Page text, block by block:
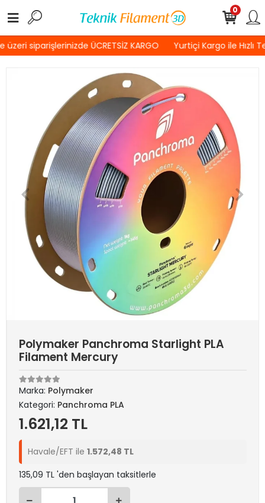
siparişlerinizde ÜCRETSİZ KARGO Yurtiçi Kargo ile Hızlı
0
Polymaker Panchroma Starlight PLA
Filament Mercury
Marka: Polymaker
Kategori: Panchroma PLA
1.621,12 TL
Havale/EFT ile 1.572,48 TL
135,09 TL 'den başlayan taksitlerle